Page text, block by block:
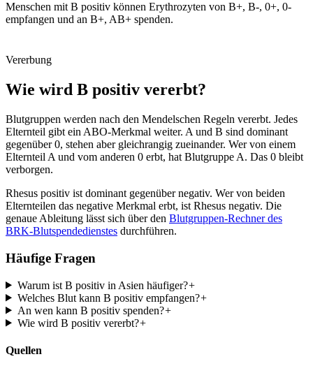
Menschen mit B positiv können Erythrozyten von B+, B-, 0+, 0-
empfangen und an B+, AB+ spenden.
Vererbung
Wie wird B positiv vererbt?
Blutgruppen werden nach den Mendelschen Regeln vererbt. Jedes
Elternteil gibt ein ABO-Merkmal weiter. A und B sind dominant
gegenüber 0, stehen aber gleichrangig zueinander. Wer von einem
Elternteil A und vom anderen 0 erbt, hat Blutgruppe A. Das 0 bleibt
verborgen.
Rhesus positiv ist dominant gegenüber negativ. Wer von beiden
Elternteilen das negative Merkmal erbt, ist Rhesus negativ. Die
genaue Ableitung lässt sich über den Blutgruppen-Rechner des
BRK-Blutspendedienstes durchführen.
Häufige Fragen
Warum ist B positiv in Asien häufiger?+
Welches Blut kann B positiv empfangen?+
An wen kann B positiv spenden?+
Wie wird B positiv vererbt?+
Quellen